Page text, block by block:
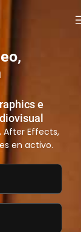
e
After Effects,
en activo.